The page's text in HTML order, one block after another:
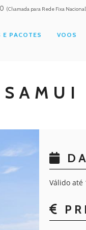
(Chamada para Rede Fixa
E PACOTES VOOS
Válido até